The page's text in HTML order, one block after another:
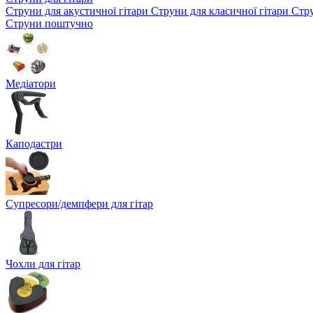
Струни для акустичної гітари Струни для класичної гітари
Струни поштучно
Медіатори
Каподастри
Супресори/демпфери для гітар
Чохли для гітар